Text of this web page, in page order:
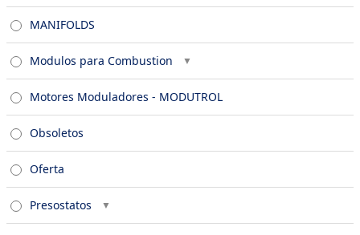
MANIFOLDS
Modulos para Combustion
Motores Moduladores - MODUTROL
Obsoletos
Oferta
Presostatos